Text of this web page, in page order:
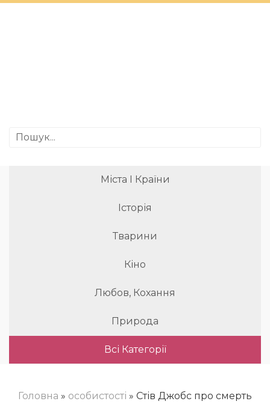
Міста І Країни
Історія
Тварини
Кіно
Любов, Кохання
Природа
Всі Категорії
Головна » особистості » Стів Джобс про смерть